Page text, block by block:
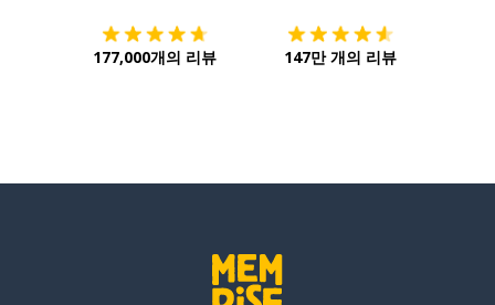
177,000개의 리뷰 147만 개의 리뷰